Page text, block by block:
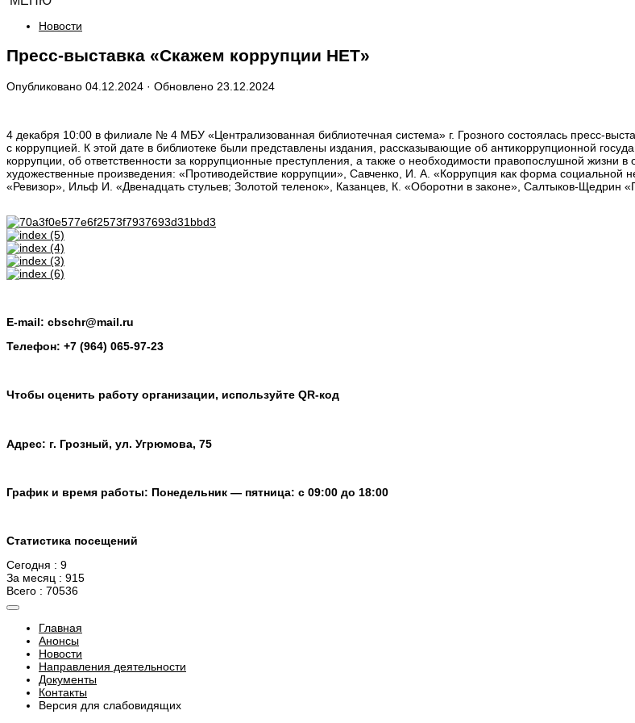
Новости
Пресс-выставка «Скажем коррупции НЕТ»
Опубликовано 04.12.2024 · Обновлено 23.12.2024
4 декабря 10:00 в филиале № 4 МБУ «Централизованная библиотечная система» г. Грозного состоялась пресс-
с коррупцией. К этой дате в библиотеке были представлены издания, рассказывающие об антикоррупционной
коррупции, об ответственности за коррупционные преступления, а также о необходимости правопослушной жизни
художественные произведения: «Противодействие коррупции», Савченко, И. А. «Коррупция как форма социальной
«Ревизор», Ильф И. «Двенадцать стульев; Золотой теленок», Казанцев, К. «Оборотни в законе», Салтыков-Щедрин
E-mail: cbschr@mail.ru
Телефон: +7 (964) 065-97-23
Чтобы оценить работу организации, используйте QR-код
Адрес: г. Грозный, ул. Угрюмова, 75
График и время работы: Понедельник — пятница: с 09:00 до 18:00
Статистика посещений
Сегодня : 9
За месяц : 915
Всего : 70536
Главная
Анонсы
Новости
Направления деятельности
Документы
Контакты
Версия для слабовидящих